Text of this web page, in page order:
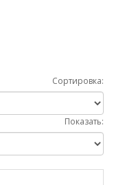
Сортировка:
Показать: